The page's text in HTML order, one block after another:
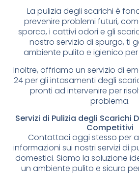
La pulizia degli scarichi è
prevenire problemi futuri,
sporco, i cattivi odori e gli
nostro servizio di spurgo, ti
ambiente pulito e igienico
Inoltre, offriamo un servizio di
24 per gli intasamenti degli
pronti ad intervenire per
problema.
Servizi di Pulizia degli Scarichi
Competitivi
Contattaci oggi stesso per
informazioni sui nostri servizi di
domestici. Siamo la soluzione
un ambiente pulito e sicuro